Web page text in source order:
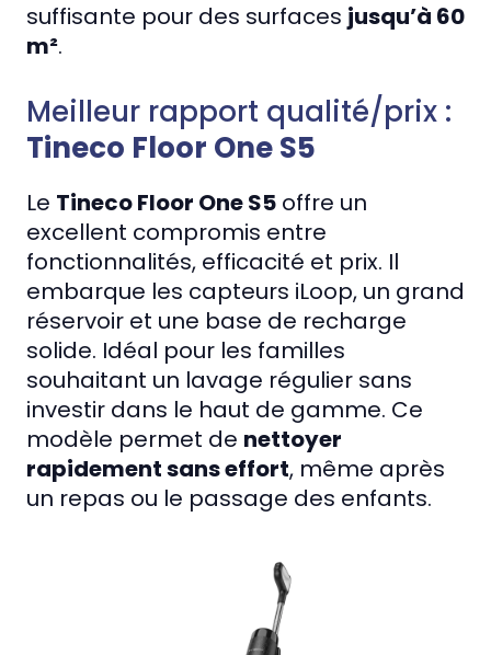
suffisante pour des surfaces jusqu’à 60
m².
Meilleur rapport qualité/prix :
Tineco Floor One S5
Le Tineco Floor One S5 offre un
excellent compromis entre
fonctionnalités, efficacité et prix. Il
embarque les capteurs iLoop, un grand
réservoir et une base de recharge
solide. Idéal pour les familles
souhaitant un lavage régulier sans
investir dans le haut de gamme. Ce
modèle permet de nettoyer
rapidement sans effort, même après
un repas ou le passage des enfants.